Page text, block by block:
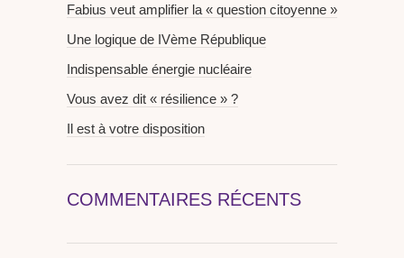
Fabius veut amplifier la « question citoyenne »
Une logique de IVème République
Indispensable énergie nucléaire
Vous avez dit « résilience » ?
Il est à votre disposition
COMMENTAIRES RÉCENTS